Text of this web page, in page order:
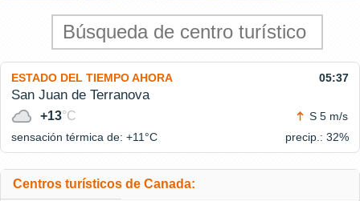
ESTADO DEL TIEMPO AHORA 05:37
San Juan de Terranova
+13°C
S 5 m/s
sensación térmica de: +11°C precip.: 32%
Centros turísticos de Canada: